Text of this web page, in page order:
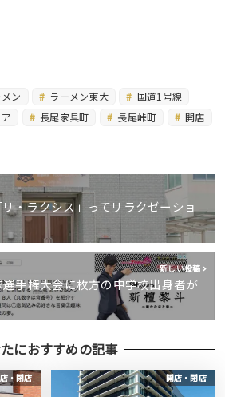
ン ラーメン東大
国道1号線
長尾家具町 長尾峠町
開店
・ラクシス」ってリラクゼーショ
新しい投稿
手権大会に枚方の中学校出身者が
におすすめの記事
・閉店 開店・閉店